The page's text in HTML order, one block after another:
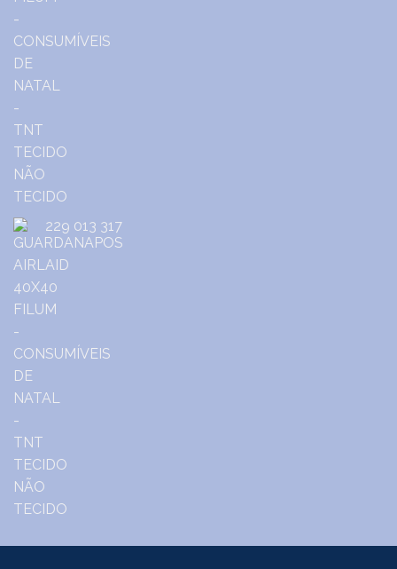
229 013 317